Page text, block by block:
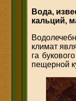
Вода,
кальций,
климат
га
пещерной